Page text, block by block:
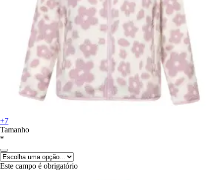
+7
Tamanho
*
Este campo é obrigatório